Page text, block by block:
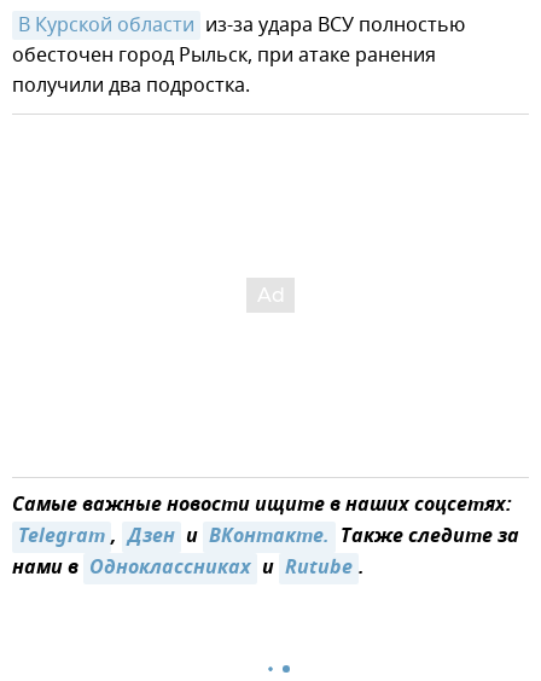
В Курской области из-за удара ВСУ полностью
обесточен город Рыльск, при атаке ранения
получили два подростка.
Самые важные новости ищите в наших соцсетях:
Telegram, Дзен и ВКонтакте. Также следите за
нами в Одноклассниках и Rutube.